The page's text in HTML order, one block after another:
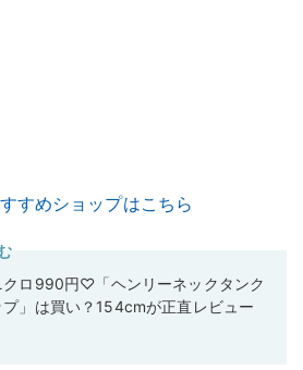
すすめショップはこちら
クロ990円♡「ヘンリーネックタンク
プ」は買い？154cmが正直レビュー